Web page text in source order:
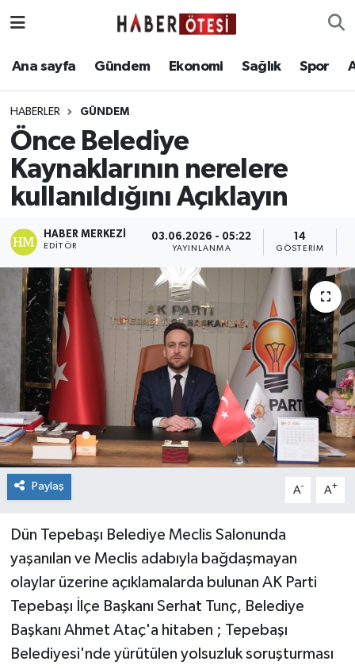
Ana sayfa Gündem Ekonomi Sağlık Spor
HABERLER GÜNDEM
Önce Belediye
Kaynaklarının nerelere
kullanıldığını Açıklayın
HABER MERKEZI
EDITÖR
03.06.2026 - 05:22
YAYINLANMA
14
GÖSTERIM
Paylaş A- A+
Dün Tepebaşı Belediye Meclis Salonunda
yaşanılan ve Meclis adabıyla bağdaşmayan
olaylar üzerine açıklamalarda bulunan AK Parti
Tepebaşı İlçe Başkanı Serhat Tunç, Belediye
Başkanı Ahmet Ataç'a hitaben ; Tepebaşı
Belediyesi'nde yürütülen yolsuzluk soruşturması
Ana sayfa
Ekonomi
Sağlık
Teknoloji
Eskişehir Nöbetçi Eczaneler
Eskişehir Namaz Vakitleri
Eskişehir Trafik Yoğunluk Haritası
Son Dakika Haberleri
Haber Arşivi